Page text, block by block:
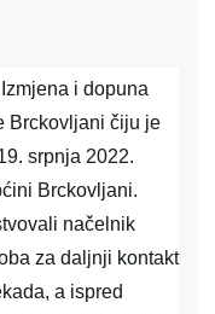
i dopuna
Brckovljani čiju je
srpnja 2022.
Brckovljani.
načelnik
za daljnji kontakt
a ispred